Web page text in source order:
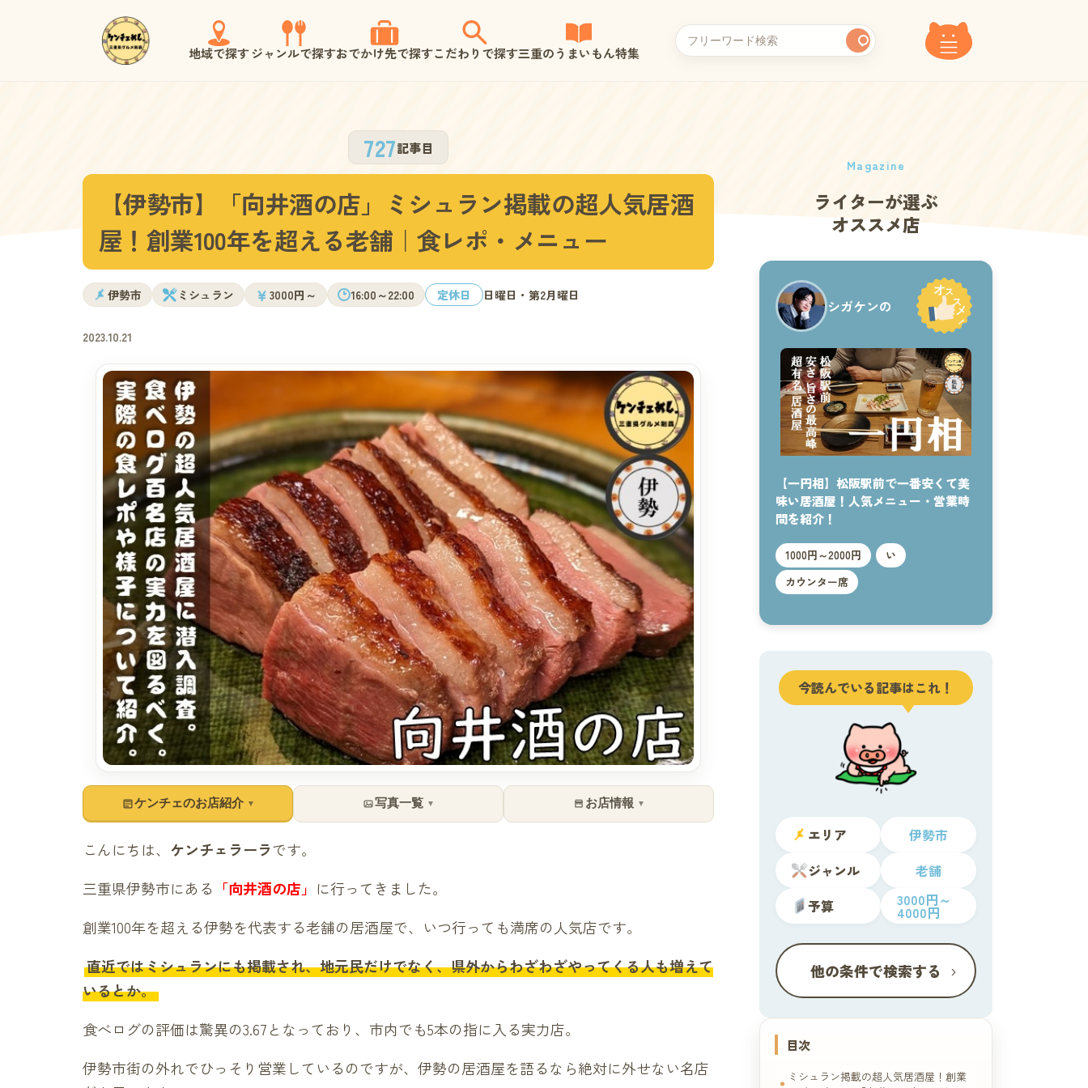
地域で探すジャンルで探すおでかけ先で探すこだわりで探す三重のうまいもん特集
727記事目
【伊勢市】「向井酒の店」ミシュラン掲載の超人気居酒
屋！創業100年を超える老舗｜食レポ・メニュー
伊勢市 ミシュラン ￥ 3000円～ 16:00～22:00 定休日 日曜日・第2月曜日
2023.10.21
ケンチェのお店紹介 ▼ 写真一覧 ▼ お店情報 ▼
こんにちは、 ケンチェラーラです。
三重県伊勢市にある 「向井酒の店」 に行ってきました。
創業100年を超える伊勢を代表する老舗の居酒屋で、いつ行っても満席の人気店です。
直近ではミシュランにも掲載され、地元民だけでなく、県外からわざわざやってくる人も増えて
いるとか。
食べログの評価は驚異の3.67となっており、市内でも5本の指に入る実力店。
伊勢市街の外れでひっそり営業しているのですが、伊勢の居酒屋を語るなら絶対に外せない名店
Magazine
ライターが選ぶ
オススメ店
シガケンの
【一円相】松阪駅前で一番安くて美
味い居酒屋！人気メニュー・営業時
間を紹介！
1000円～2000円
い
カウンター席
今読んでいる記事はこれ！
エリア
伊勢市
ジャンル
老舗
予算
3000円～
4000円
他の条件で検索する ›
目次
ミシュラン掲載の超人気居酒屋！創業